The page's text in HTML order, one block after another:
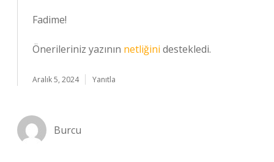
Fadime!
Önerileriniz yazının netliğini destekledi.
Aralık 5, 2024 Yanıtla
Burcu